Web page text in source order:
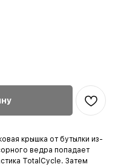
крышка от бутылки из-
ведра попадает
TotalCycle. Затем